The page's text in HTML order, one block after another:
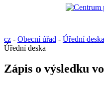
cz - Obecní úřad - Úřední deska
Úřední deska
Zápis o výsledku